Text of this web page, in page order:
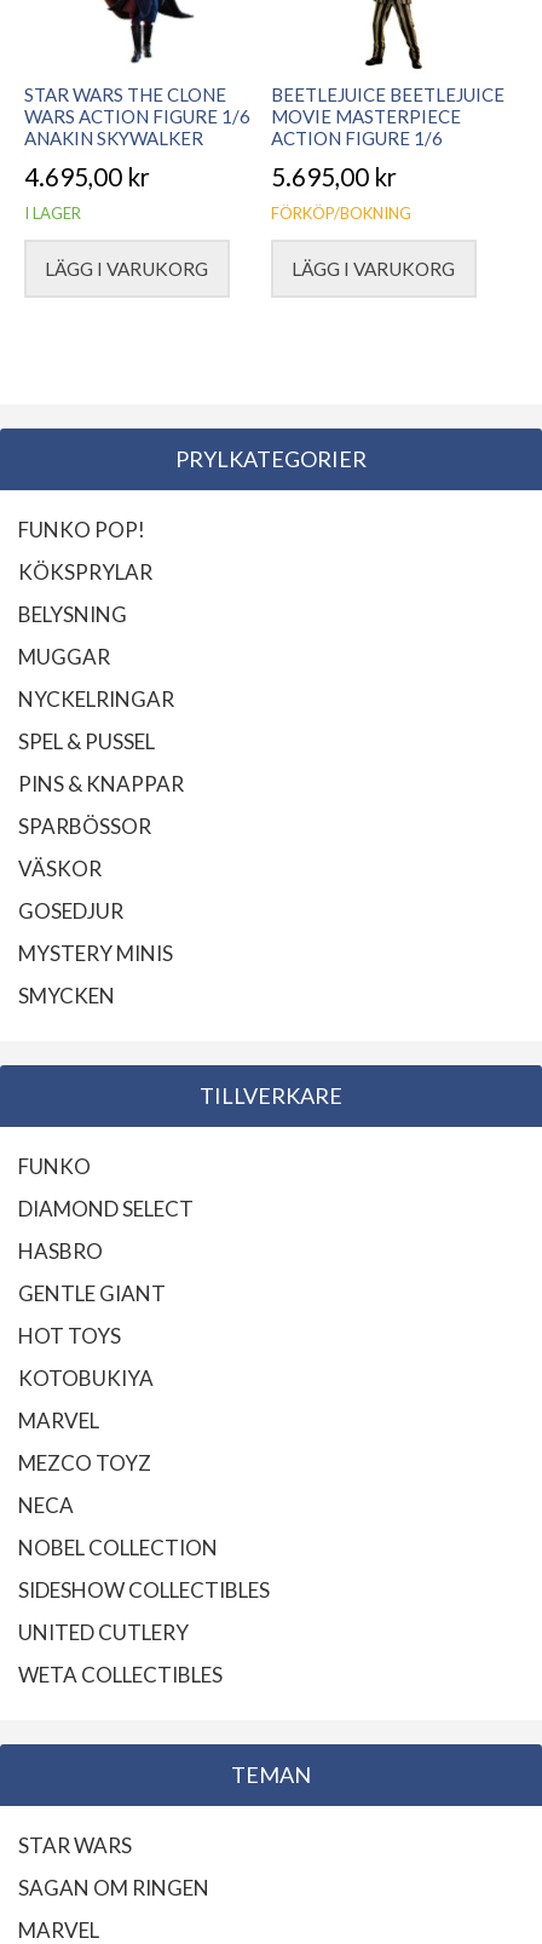
STAR WARS THE CLONE
WARS ACTION FIGURE 1/6
ANAKIN SKYWALKER
4.695,00 kr
I LAGER
LÄGG I VARUKORG
BEETLEJUICE BEETLEJUICE
MOVIE MASTERPIECE
ACTION FIGURE 1/6
5.695,00 kr
FÖRKÖP/BOKNING
LÄGG I VARUKORG
PRYLKATEGORIER
FUNKO POP!
KÖKSPRYLAR
BELYSNING
MUGGAR
NYCKELRINGAR
SPEL & PUSSEL
PINS & KNAPPAR
SPARBÖSSOR
VÄSKOR
GOSEDJUR
MYSTERY MINIS
SMYCKEN
TILLVERKARE
FUNKO
DIAMOND SELECT
HASBRO
GENTLE GIANT
HOT TOYS
KOTOBUKIYA
MARVEL
MEZCO TOYZ
NECA
NOBEL COLLECTION
SIDESHOW COLLECTIBLES
UNITED CUTLERY
WETA COLLECTIBLES
TEMAN
STAR WARS
SAGAN OM RINGEN
MARVEL